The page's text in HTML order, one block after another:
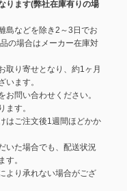
ります(弊社在庫有りの場
島などを除き2～3日でお
の場合はメーカー在庫対
取り寄せとなり、約1ヶ月
います。
問い合わせください。
す。
はご注文後1週間ほどかか
いた場合でも、配送状況
す。
より承れない場合がござ